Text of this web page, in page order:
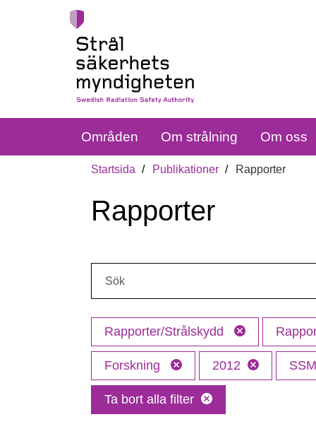
Områden Om strålning Om oss
Startsida Publikationer Rapporter
Rapporter
Rapporter/Strålskydd
Forskning 2012 SSM
Ta bort alla filter